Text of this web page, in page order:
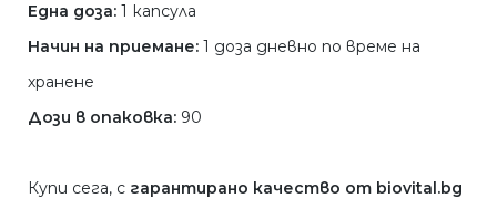
Една доза: 1 капсула
Начин на приемане: 1 доза дневно по време на
хранене
Дози в опаковка: 90
Купи сега, с гарантирано качество от biovital.bg